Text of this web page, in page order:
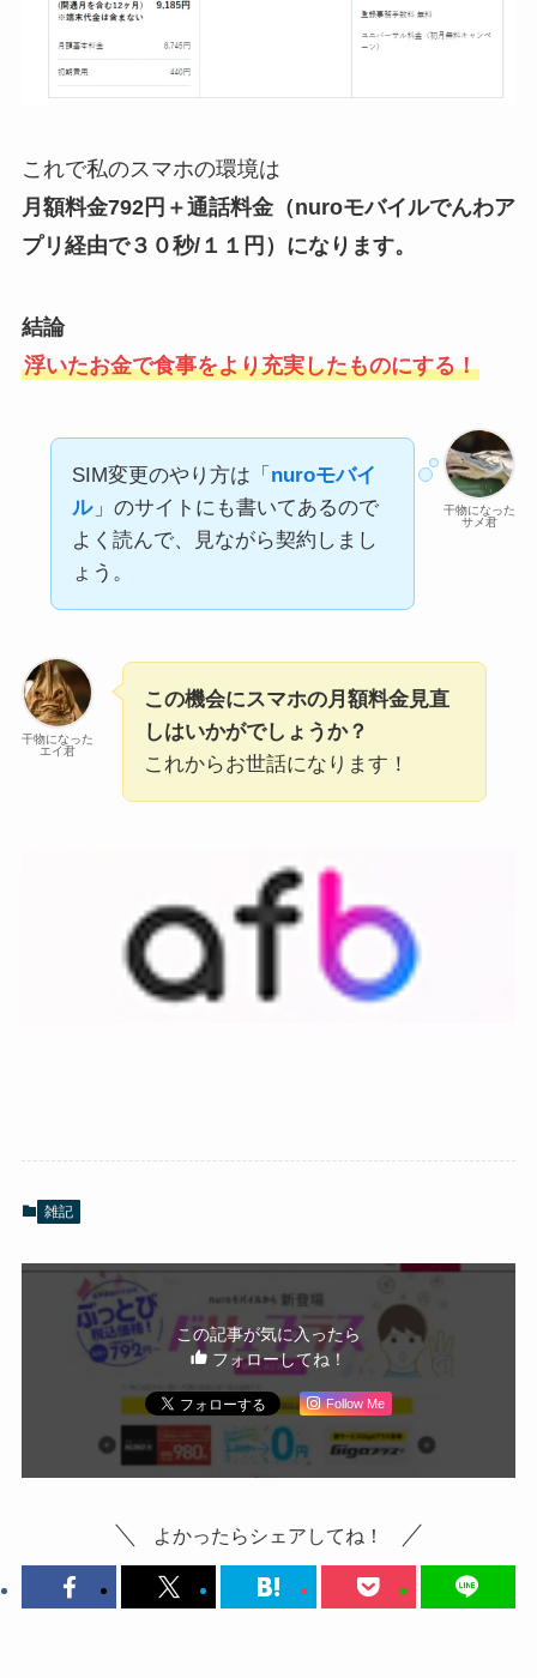
これで私のスマホの環境は
月額料金792円＋通話料金（nuroモバイルでんわア
プリ経由で３０秒/１１円）になります。
結論
浮いたお金で食事をより充実したものにする！
干物になった
サメ君
SIM変更のやり方は「 nuroモバイ
ル」のサイトにも書いてあるので
よく読んで、見ながら契約しまし
ょう。
干物になった
エイ君
この機会にスマホの月額料金見直
しはいかがでしょうか？
これからお世話になります！
雑記
この記事が気に入ったら
フォローしてね！
Follow Me
よかったらシェアしてね！